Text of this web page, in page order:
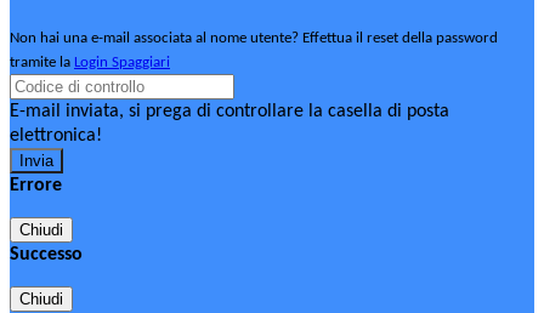
Non hai una e-mail associata al nome utente? Effettua il reset della password
tramite la Login Spaggiari
E-mail inviata, si prega di controllare la casella di posta
elettronica!
Errore
Chiudi
Successo
Chiudi